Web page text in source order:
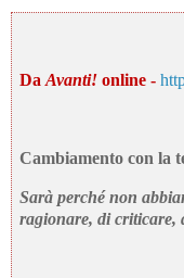
DaAvanti! online -
Cambiamento con la
Sarà perché non
ragionare, di criticare,